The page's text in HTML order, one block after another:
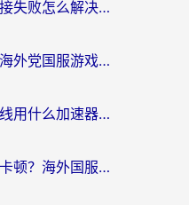
女神星球海外服务器链接失败怎么解决？海外党国服游戏加速避坑指南
日本怎么玩君临传奇？海外党国服游戏加速避坑指南（附菲律宾欧洲玩家实测）
海外党必看：打穿越火线用什么加速器？解决延迟卡顿，还能玩奇妙拼图世界和第五人格
波兰怎么玩无悔华夏不卡顿？海外国服游戏加速器终极指南（附征途2萤火突击解决方案）